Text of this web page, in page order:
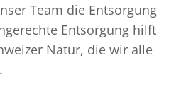
Team die Entsorgung
Entsorgung hilft
Natur, die wir alle